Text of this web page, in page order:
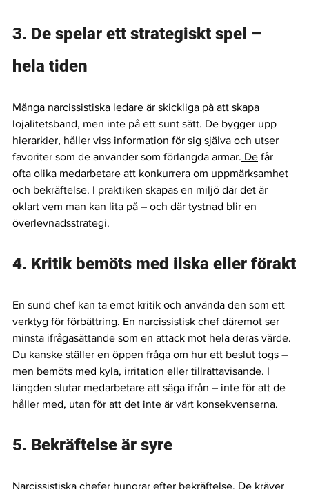
3. De spelar ett strategiskt spel –
hela tiden
Många narcissistiska ledare är skickliga på att skapa
lojalitetsband, men inte på ett sunt sätt. De bygger upp
hierarkier, håller viss information för sig själva och utser
favoriter som de använder som förlängda armar. De får
ofta olika medarbetare att konkurrera om uppmärksamhet
och bekräftelse. I praktiken skapas en miljö där det är
oklart vem man kan lita på – och där tystnad blir en
överlevnadsstrategi.
4. Kritik bemöts med ilska eller förakt
En sund chef kan ta emot kritik och använda den som ett
verktyg för förbättring. En narcissistisk chef däremot ser
minsta ifrågasättande som en attack mot hela deras värde.
Du kanske ställer en öppen fråga om hur ett beslut togs –
men bemöts med kyla, irritation eller tillrättavisande. I
längden slutar medarbetare att säga ifrån – inte för att de
håller med, utan för att det inte är värt konsekvenserna.
5. Bekräftelse är syre
Narcissistiska chefer hungrar efter bekräftelse. De kräver